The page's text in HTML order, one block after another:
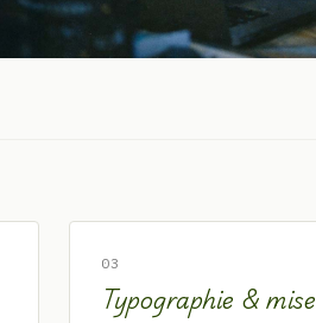
03
Typographie &